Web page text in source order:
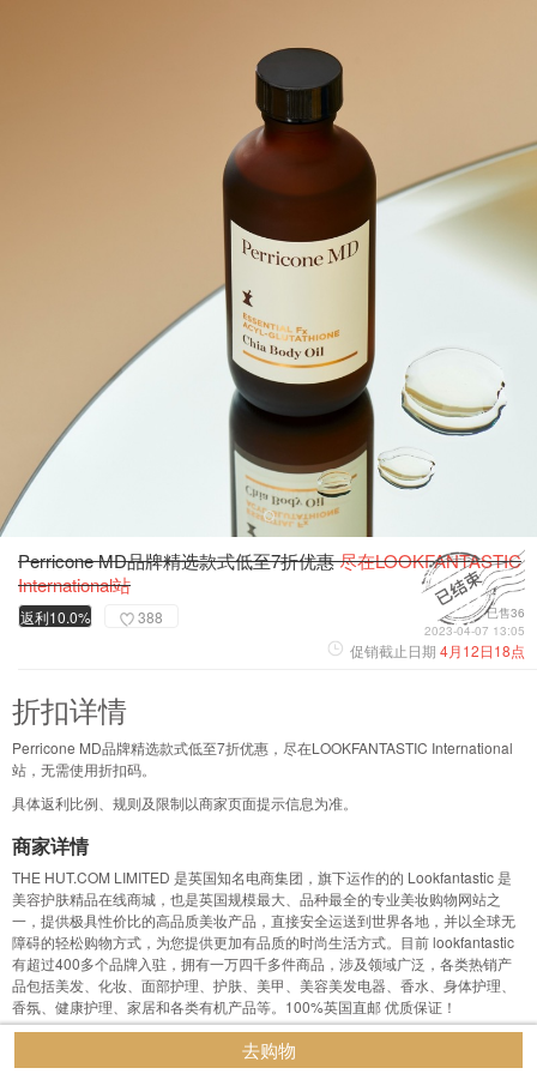
Perricone MD品牌精选款式低至7折优惠尽在LOOKFANTASTIC
International站
返利10.0% 388
已售36
2023-04-07 13:05
促销截止日期 4月12日18点
折扣详情
Perricone MD品牌精选款式低至7折优惠，尽在LOOKFANTASTIC International
站，无需使用折扣码。
具体返利比例、规则及限制以商家页面提示信息为准。
商家详情
THE HUT.COM LIMITED 是英国知名电商集团，旗下运作的的 Lookfantastic 是
美容护肤精品在线商城，也是英国规模最大、品种最全的专业美妆购物网站之
一，提供极具性价比的高品质美妆产品，直接安全运送到世界各地，并以全球无
障碍的轻松购物方式，为您提供更加有品质的时尚生活方式。目前 lookfantastic
有超过400多个品牌入驻，拥有一万四千多件商品，涉及领域广泛，各类热销产
品包括美发、化妆、面部护理、护肤、美甲、美容美发电器、香水、身体护理、
香氛、健康护理、家居和各类有机产品等。100%英国直邮 优质保证！
去购物